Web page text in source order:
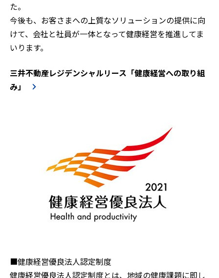
た。
今後も、お客さまへの上質なソリューションの提供に向
けて、会社と社員が一体となって健康経営を推進してま
いります。
三井不動産レジデンシャルリース「健康経営への取り組
み」
■健康経営優良法人認定制度
健康経営優良法人認定制度とは、地域の健康課題に即し